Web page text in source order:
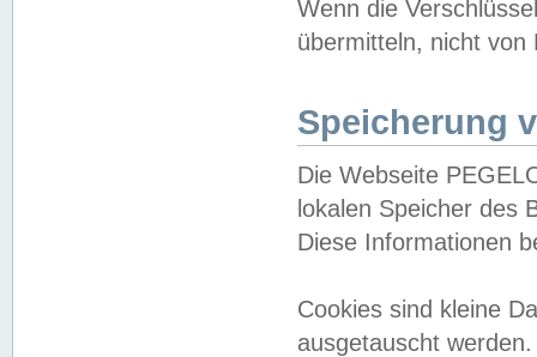
Wenn die
übermitteln, nicht von
Speicherung
Die Webseite
lokalen Speicher des
Diese Informationen
Cookies sind kleine
ausgetauscht